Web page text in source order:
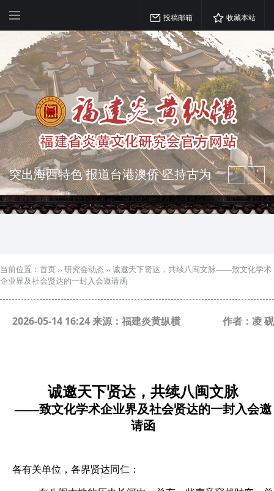
投稿邮箱 收藏本站
突出海西特色 报道台港澳侨 坚持古为
今用 力求雅俗共赏
弘扬优秀文化 振奋民族精神 介绍民族
瑰宝 宣传中华精英
当前位置： 首页 ›› 研究会动态 ›› 诚邀天下贤达，共续八闽文脉——致文化学术
企业界及社会贤达的一封入会邀请函
2026-05-14 16:24 来源：福建炎黄纵横 作者：凌 砚
诚邀天下贤达，共续八闽文脉
——致文化学术企业界及社会贤达的一封入会邀
请函
各有关单位，各界贤达同仁：